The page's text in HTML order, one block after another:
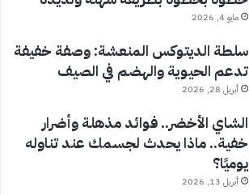
مايو 4, 2026
سلطة الديتوكس المنعشة: وصفة خفيفة
تدعم الحيوية والهضم في الصيف
أبريل 28, 2026
الشاي الأخضر.. فوائد مذهلة وأضرار
خفية.. ماذا يحدث لجسمك عند تناوله
يوميًا؟
أبريل 13, 2026